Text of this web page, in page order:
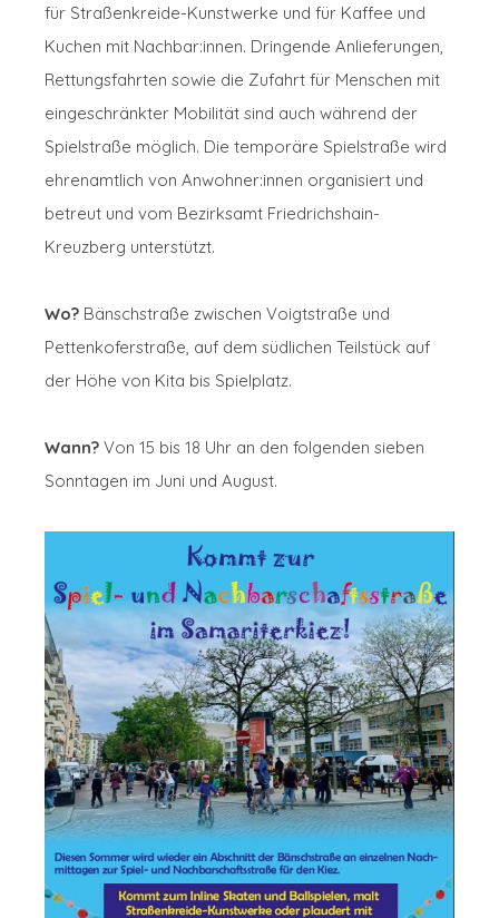
für Straßenkreide-Kunstwerke und für Kaffee und
Kuchen mit Nachbar:innen. Dringende Anlieferungen,
Rettungsfahrten sowie die Zufahrt für Menschen mit
eingeschränkter Mobilität sind auch während der
Spielstraße möglich. Die temporäre Spielstraße wird
ehrenamtlich von Anwohner:innen organisiert und
betreut und vom Bezirksamt Friedrichshain-
Kreuzberg unterstützt.
Wo? Bänschstraße zwischen Voigtstraße und
Pettenkoferstraße, auf dem südlichen Teilstück auf
der Höhe von Kita bis Spielplatz.
Wann? Von 15 bis 18 Uhr an den folgenden sieben
Sonntagen im Juni und August.